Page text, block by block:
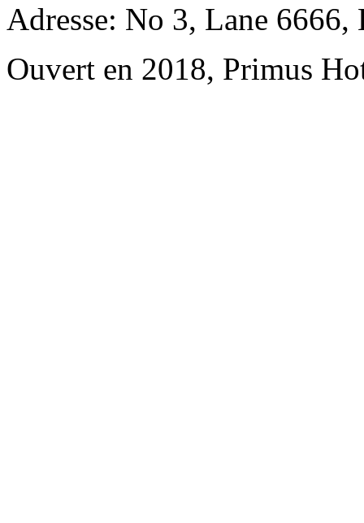
Adresse: No 3, Lane 6666,
Ouvert en 2018, Primus